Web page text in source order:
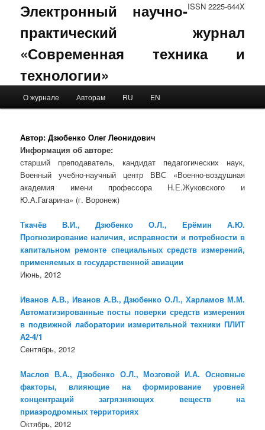
ISSN 2225-644X
Электронный научно-
практический журнал
«Современная техника и
технологии»
Skip to primary content
Skip to secondary content
О журнале Авторам RU EN
Автор: Дзюбенко Олег Леонидович
Информация об авторе:
старший преподаватель, кандидат педагогических наук,
Военный учебно-научный центр ВВС «Военно-воздушная
академия имени профессора Н.Е.Жуковского и
Ю.А.Гагарина» (г. Воронеж)
Ткачёв В.И., Дзюбенко О.Л., Ерёмин А.Ю.
Прогнозирование наличия, исправности и потребности в
капитальном ремонте специальных средств измерений,
применяемых в государственной авиации
Июнь, 2012
Иванов А.В., Иванов А.В., Дзюбенко О.Л., Харламов М.М.
Автоматизированные посты поверки средств измерения
в подвижной лаборатории измерительной техники ПЛИТ
А2-4/1
Сентябрь, 2012
Маслов В.А., Дзюбенко О.Л., Мозговой И.А. Основные
факторы, влияющие на формирование уровней
концентраций загрязняющих веществ на
приаэродромных территориях
Октябрь, 2012